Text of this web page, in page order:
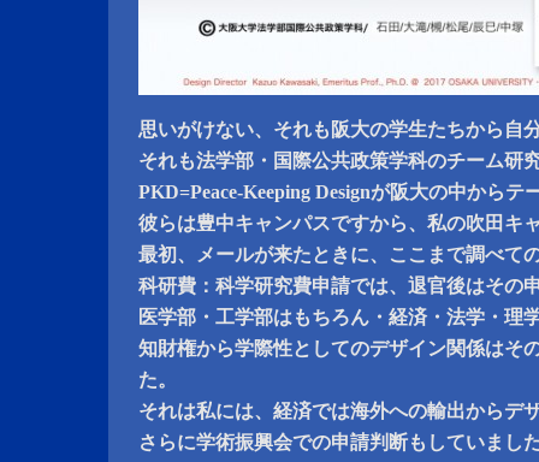
思いがけない、それも阪大の学生たちから自
それも法学部・国際公共政策学科のチーム研
PKD=Peace-Keeping Designが阪大の中からテ
彼らは豊中キャンパスですから、私の吹田キ
最初、メールが来たときに、ここまで調べて
科研費：科学研究費申請では、退官後はその
医学部・工学部はもちろん・経済・法学・理
知財権から学際性としてのデザイン関係はそ
た。
それは私には、経済では海外への輸出からデ
さらに学術振興会での申請判断もしていまし